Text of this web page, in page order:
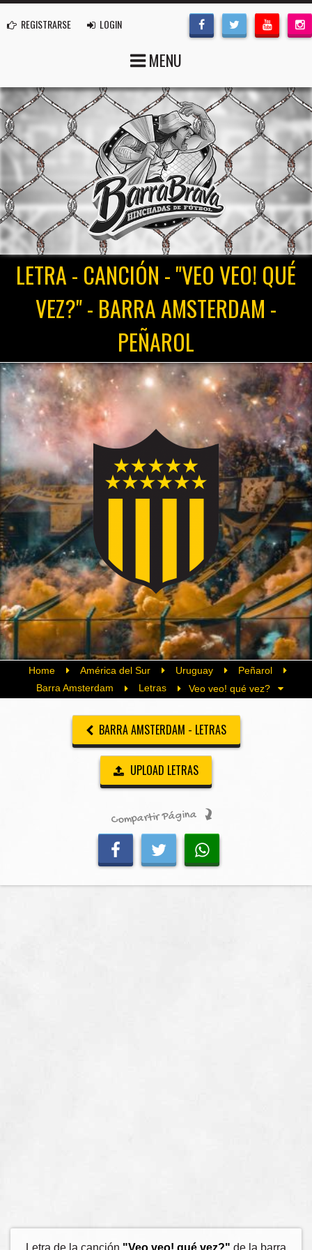
REGISTRARSE LOGIN
MENU
LETRA - CANCIÓN - "VEO VEO! QUÉ
VEZ?" - BARRA AMSTERDAM -
PEÑAROL
Home América del Sur Uruguay
Peñarol
Barra Amsterdam
Letras Veo veo! qué vez?
BARRA AMSTERDAM - LETRAS
UPLOAD LETRAS
Compartir Página
Letra de la canción "Veo veo! qué vez?" de la barra